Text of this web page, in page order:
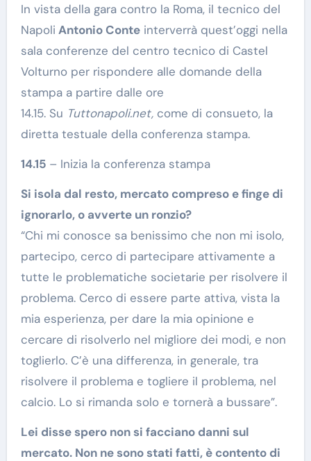
In vista della gara contro la Roma, il tecnico del
Napoli Antonio Conteinterverrà quest’oggi nella
sala conferenze del centro tecnico di Castel
Volturno per rispondere alle domande della
stampa a partire dalle ore
14.15. Su Tuttonapoli.net, come di consueto, la
diretta testuale della conferenza stampa.
14.15 – Inizia la conferenza stampa
Si isola dal resto, mercato compreso e finge di
ignorarlo, o avverte un ronzio?
“Chi mi conosce sa benissimo che non mi isolo,
partecipo, cerco di partecipare attivamente a
tutte le problematiche societarie per risolvere il
problema. Cerco di essere parte attiva, vista la
mia esperienza, per dare la mia opinione e
cercare di risolverlo nel migliore dei modi, e non
toglierlo. C’è una differenza, in generale, tra
risolvere il problema e togliere il problema, nel
calcio. Lo si rimanda solo e tornerà a bussare”.
Lei disse spero non si facciano danni sul
mercato. Non ne sono stati fatti, è contento di